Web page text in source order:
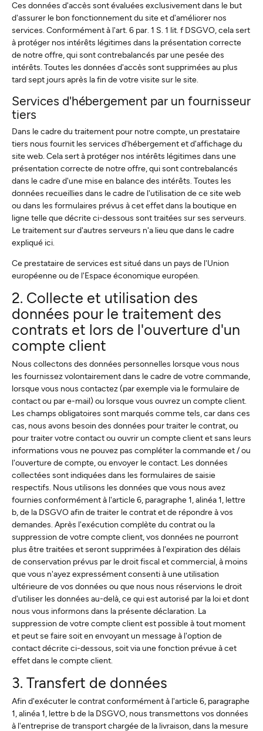
Ces données d'accès sont évaluées exclusivement dans le but
d'assurer le bon fonctionnement du site et d'améliorer nos
services. Conformément à l'art. 6 par. 1 S. 1 lit. f DSGVO, cela sert
à protéger nos intérêts légitimes dans la présentation correcte
de notre offre, qui sont contrebalancés par une pesée des
intérêts. Toutes les données d'accès sont supprimées au plus
tard sept jours après la fin de votre visite sur le site.
Services d'hébergement par un fournisseur
tiers
Dans le cadre du traitement pour notre compte, un prestataire
tiers nous fournit les services d'hébergement et d'affichage du
site web. Cela sert à protéger nos intérêts légitimes dans une
présentation correcte de notre offre, qui sont contrebalancés
dans le cadre d'une mise en balance des intérêts. Toutes les
données recueillies dans le cadre de l'utilisation de ce site web
ou dans les formulaires prévus à cet effet dans la boutique en
ligne telle que décrite ci-dessous sont traitées sur ses serveurs.
Le traitement sur d'autres serveurs n'a lieu que dans le cadre
expliqué ici.
Ce prestataire de services est situé dans un pays de l'Union
européenne ou de l'Espace économique européen.
2. Collecte et utilisation des
données pour le traitement des
contrats et lors de l'ouverture d'un
compte client
Nous collectons des données personnelles lorsque vous nous
les fournissez volontairement dans le cadre de votre commande,
lorsque vous nous contactez (par exemple via le formulaire de
contact ou par e-mail) ou lorsque vous ouvrez un compte client.
Les champs obligatoires sont marqués comme tels, car dans ces
cas, nous avons besoin des données pour traiter le contrat, ou
pour traiter votre contact ou ouvrir un compte client et sans leurs
informations vous ne pouvez pas compléter la commande et / ou
l'ouverture de compte, ou envoyer le contact. Les données
collectées sont indiquées dans les formulaires de saisie
respectifs. Nous utilisons les données que vous nous avez
fournies conformément à l'article 6, paragraphe 1, alinéa 1, lettre
b, de la DSGVO afin de traiter le contrat et de répondre à vos
demandes. Après l'exécution complète du contrat ou la
suppression de votre compte client, vos données ne pourront
plus être traitées et seront supprimées à l'expiration des délais
de conservation prévus par le droit fiscal et commercial, à moins
que vous n'ayez expressément consenti à une utilisation
ultérieure de vos données ou que nous nous réservions le droit
d'utiliser les données au-delà, ce qui est autorisé par la loi et dont
nous vous informons dans la présente déclaration. La
suppression de votre compte client est possible à tout moment
et peut se faire soit en envoyant un message à l'option de
contact décrite ci-dessous, soit via une fonction prévue à cet
effet dans le compte client.
3. Transfert de données
Afin d'exécuter le contrat conformément à l'article 6, paragraphe
1, alinéa 1, lettre b de la DSGVO, nous transmettons vos données
à l'entreprise de transport chargée de la livraison, dans la mesure